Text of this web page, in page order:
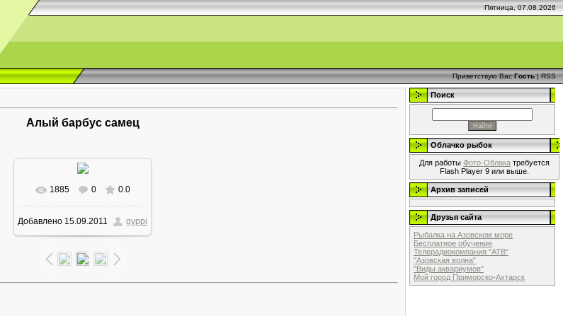
Пятница, 07.08.2026
Приветствую Вас Гость|RSS
Алый барбус самец
В реальном размере
800x426/ 262.3Kb
1885 0 0.0
Добавлено 15.09.2011 gyppi
Поиск
Облачко рыбок
Для работы Фото-Облака требуется
Flash Player 9 или выше.
Архив записей
Друзья сайта
Рыбалка на Азовском море
Бесплатное обучение
Телерадиокомпания "АТВ"
"Азовская волна"
"Виды аквариумов"
Мой город Приморско-Ахтарск